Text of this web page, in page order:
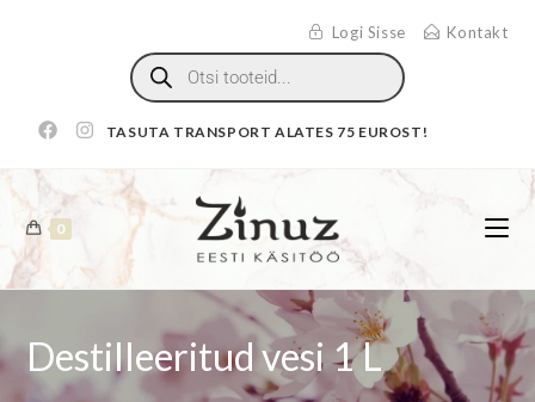
Logi Sisse Kontakt
TASUTA TRANSPORT ALATES 75 EUROST!
0
Destilleeritud vesi 1 L